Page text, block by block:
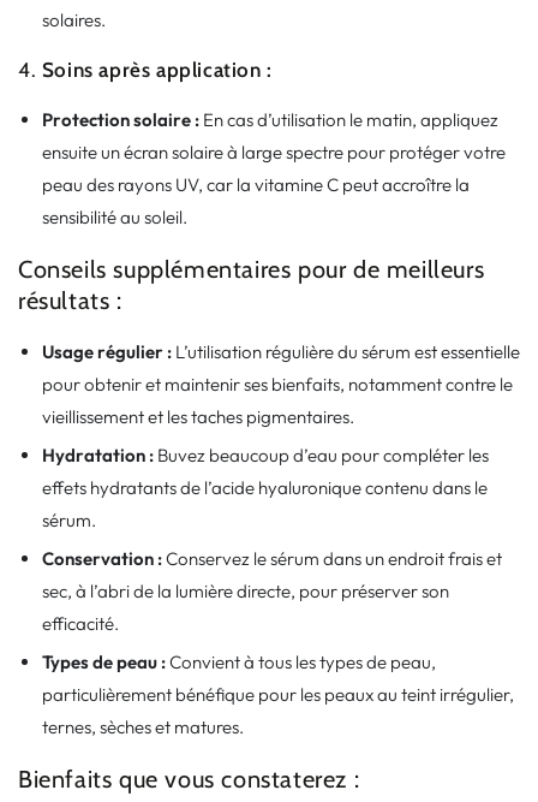
solaires.
4. Soins après application :
Protection solaire : En cas d’utilisation le matin, appliquez
ensuite un écran solaire à large spectre pour protéger votre
peau des rayons UV, car la vitamine C peut accroître la
sensibilité au soleil.
Conseils supplémentaires pour de meilleurs
résultats :
Usage régulier : L’utilisation régulière du sérum est essentielle
pour obtenir et maintenir ses bienfaits, notamment contre le
vieillissement et les taches pigmentaires.
Hydratation : Buvez beaucoup d’eau pour compléter les
effets hydratants de l’acide hyaluronique contenu dans le
sérum.
Conservation :Conservez le sérum dans un endroit frais et
sec, à l’abri de la lumière directe, pour préserver son
efficacité.
Types de peau :Convient à tous les types de peau,
particulièrement bénéfique pour les peaux au teint irrégulier,
ternes, sèches et matures.
Bienfaits que vous constaterez :